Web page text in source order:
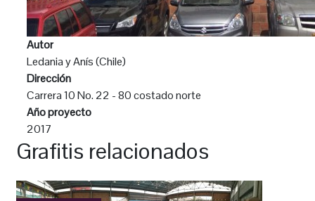
Autor
Ledania y Anís (Chile)
Dirección
Carrera 10 No. 22 - 80 costado norte
Año proyecto
2017
Grafitis relacionados